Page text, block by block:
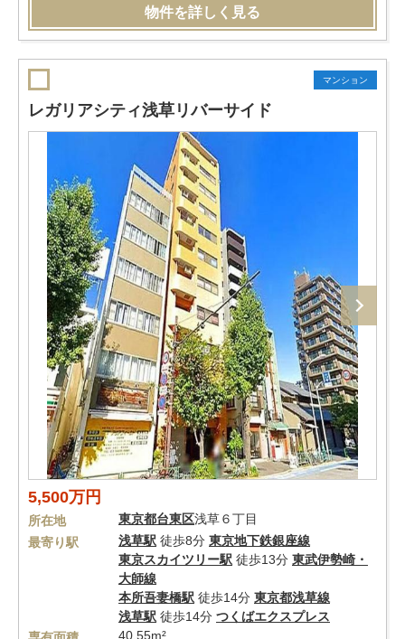
物件を詳しく見る
マンション
レガリアシティ浅草リバーサイド
5,500万円
所在地 東京都台東区浅草６丁目
最寄り駅
浅草駅 徒歩8分 東京地下鉄銀座線
東京スカイツリー駅 徒歩13分 東武伊勢崎・
大師線
本所吾妻橋駅 徒歩14分 東京都浅草線
浅草駅 徒歩14分 つくばエクスプレス
40.55m²